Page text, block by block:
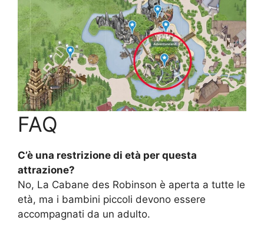
FAQ
C’è una restrizione di età per questa
attrazione?
No, La Cabane des Robinson è aperta a tutte le
età, ma i bambini piccoli devono essere
accompagnati da un adulto.